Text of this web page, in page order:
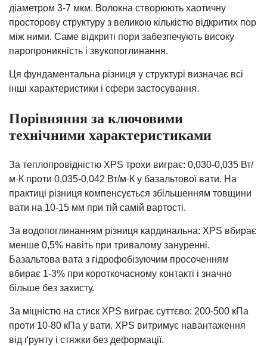
діаметром 3-7 мкм. Волокна створюють хаотичну
просторову структуру з великою кількістю відкритих пор
між ними. Саме відкриті пори забезпечують високу
паропроникність і звукопоглинання.
Ця фундаментальна різниця у структурі визначає всі
інші характеристики і сфери застосування.
Порівняння за ключовими
технічними характеристиками
За теплопровідністю XPS трохи виграє: 0,030-0,035 Вт/
м·К проти 0,035-0,042 Вт/м·К у базальтової вати. На
практиці різниця компенсується збільшенням товщини
вати на 10-15 мм при тій самій вартості.
За водопоглинанням різниця кардинальна: XPS вбирає
менше 0,5% навіть при тривалому зануренні.
Базальтова вата з гідрофобізуючим просоченням
вбирає 1-3% при короткочасному контакті і значно
більше без захисту.
За міцністю на стиск XPS виграє суттєво: 200-500 кПа
проти 10-80 кПа у вати. XPS витримує навантаження
від ґрунту і стяжки без деформації.